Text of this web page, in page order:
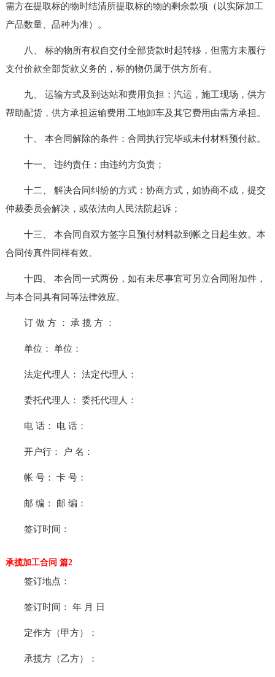
需方在提取标的物时结清所提取标的物的剩余款项（以实际加工
产品数量、品种为准）。
八、 标的物所有权自交付全部货款时起转移，但需方未履行
支付价款全部货款义务的，标的物仍属于供方所有。
九、 运输方式及到达站和费用负担：汽运，施工现场，供方
帮助配货，供方承担运输费用.工地卸车及其它费用由需方承担。
十、 本合同解除的条件：合同执行完毕或未付材料预付款。
十一、 违约责任：由违约方负责；
十二、 解决合同纠纷的方式：协商方式，如协商不成，提交
仲裁委员会解决，或依法向人民法院起诉；
十三、 本合同自双方签字且预付材料款到帐之日起生效。本
合同传真件同样有效。
十四、 本合同一式两份，如有未尽事宜可另立合同附加件，
与本合同具有同等法律效应。
订 做 方 ： 承 揽 方 ：
单位： 单位：
法定代理人： 法定代理人：
委托代理人： 委托代理人：
电 话： 电 话：
开户行： 户 名：
帐 号： 卡 号：
邮 编： 邮 编：
签订时间：
承揽加工合同 篇2
签订地点：
签订时间： 年 月 日
定作方（甲方）：
承揽方（乙方）：